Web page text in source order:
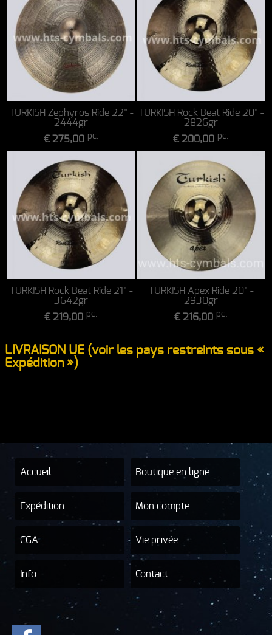
TURKISH Zephyros Ride 22" -
2444gr
€ 275,00 pc.
TURKISH Rock Beat Ride 20" -
2826gr
€ 200,00 pc.
TURKISH Rock Beat Ride 21" -
3642gr
€ 219,00 pc.
TURKISH Apex Ride 20" -
2930gr
€ 216,00 pc.
LIVRAISON UE (voir les pays restreints sous «
Expédition »)
Accueil Boutique en ligne
Expédition Mon compte
CGA Vie privée
Info Contact